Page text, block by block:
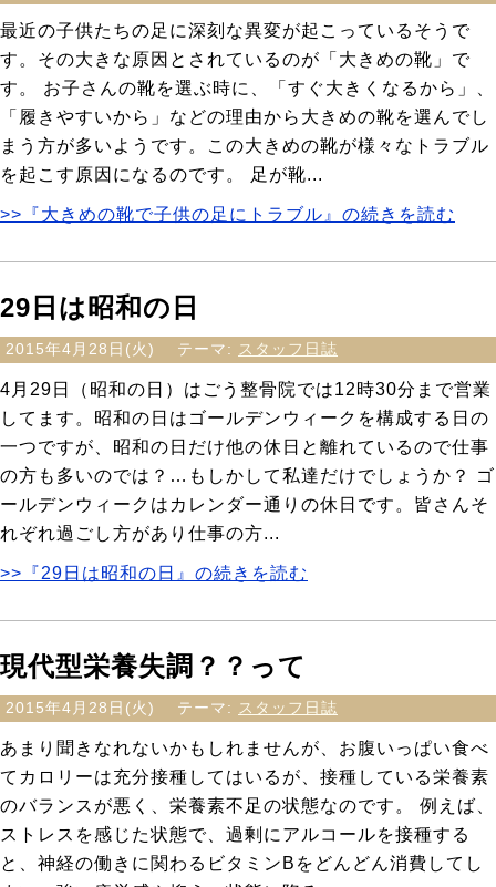
最近の子供たちの足に深刻な異変が起こっているそうで
す。その大きな原因とされているのが「大きめの靴」で
す。 お子さんの靴を選ぶ時に、「すぐ大きくなるから」、
「履きやすいから」などの理由から大きめの靴を選んでし
まう方が多いようです。この大きめの靴が様々なトラブル
を起こす原因になるのです。 足が靴...
>>『大きめの靴で子供の足にトラブル』の続きを読む
29日は昭和の日
2015年4月28日(火) テーマ: スタッフ日誌
4月29日（昭和の日）はごう整骨院では12時30分まで営業
してます。昭和の日はゴールデンウィークを構成する日の
一つですが、昭和の日だけ他の休日と離れているので仕事
の方も多いのでは？…もしかして私達だけでしょうか？ ゴ
ールデンウィークはカレンダー通りの休日です。皆さんそ
れぞれ過ごし方があり仕事の方...
>>『29日は昭和の日』の続きを読む
現代型栄養失調？？って
2015年4月28日(火) テーマ: スタッフ日誌
あまり聞きなれないかもしれませんが、お腹いっぱい食べ
てカロリーは充分接種してはいるが、接種している栄養素
のバランスが悪く、栄養素不足の状態なのです。 例えば、
ストレスを感じた状態で、過剰にアルコールを接種する
と、神経の働きに関わるビタミンBをどんどん消費してし